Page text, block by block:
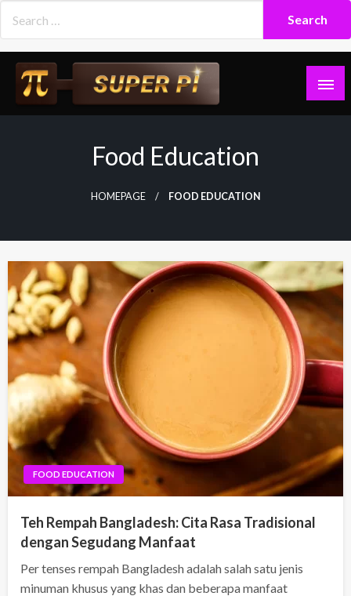
content
Food Education
HOMEPAGE FOOD EDUCATION
FOOD EDUCATION
Teh Rempah Bangladesh: Cita Rasa Tradisional
dengan Segudang Manfaat
Per tenses rempah Bangladesh adalah salah satu jenis
minuman khusus yang khas dan beberapa manfaat